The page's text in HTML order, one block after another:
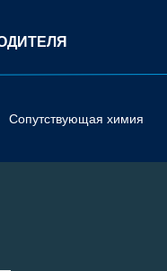
Сопутствующая химия